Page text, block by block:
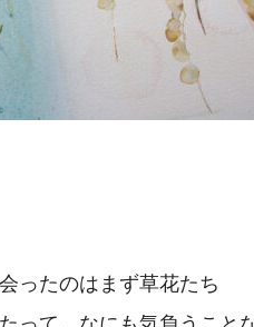
ったのはまず草花たち